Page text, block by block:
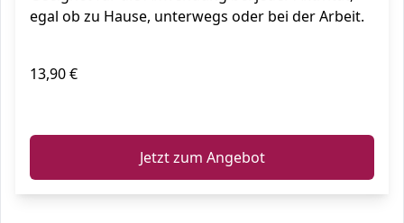
egal ob zu Hause, unterwegs oder bei der Arbeit.
13,90 €
Jetzt zum Angebot